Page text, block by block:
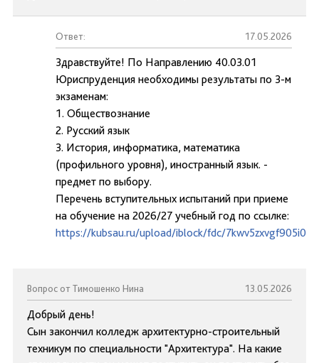
Ответ: 17.05.2026
Здравствуйте! По Направлению 40.03.01
Юриспруденция необходимы результаты по 3-м
экзаменам:
1. Обществознание
2. Русский язык
3. История, информатика, математика
(профильного уровня), иностранный язык. -
предмет по выбору.
Перечень вступительных испытаний при приеме
на обучение на 2026/27 учебный год по ссылке:
https://kubsau.ru/upload/iblock/fdc/
Вопрос от Тимошенко Нина 13.05.2026
Добрый день!
Сын закончил колледж архитектурно-строительный
техникум по специальности "Архитектура". На какие